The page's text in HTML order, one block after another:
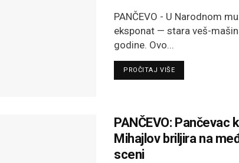
PANČEVO - U Narodnom
eksponat — stara veš-
godine. Ovo...
PROČITAJ VIŠEDETAILS
PANČEVO:
Mihajlov briljira na
sceni